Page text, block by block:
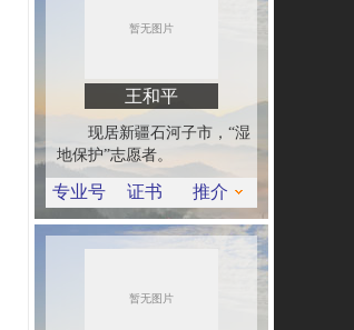
王和平
现居新疆石河子市，“湿
地保护”志愿者。
专业号 证书 推介